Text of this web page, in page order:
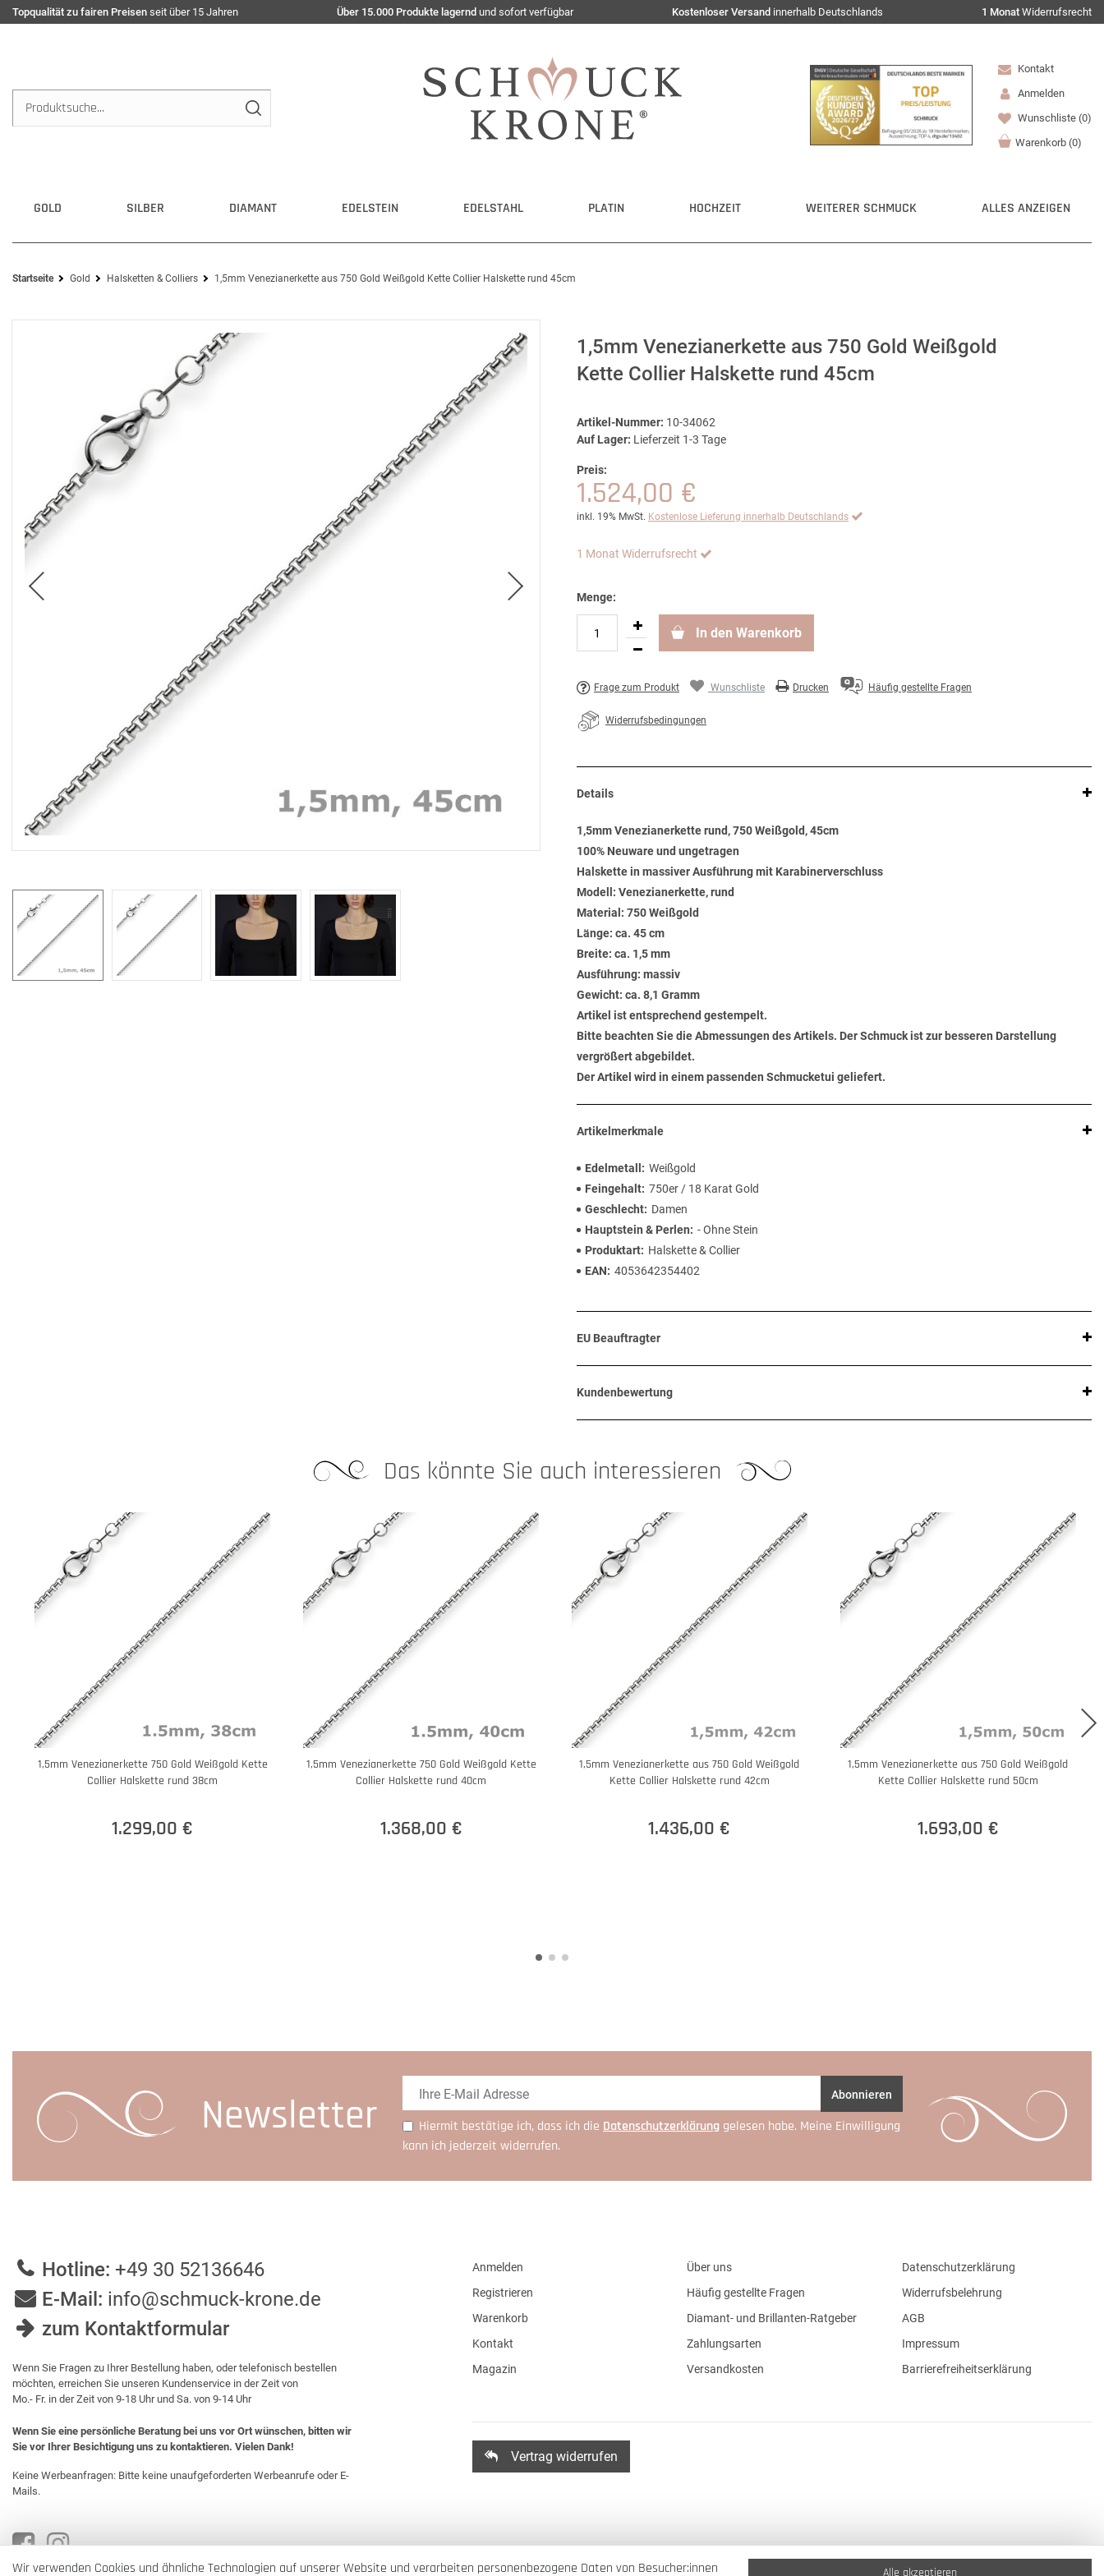
Topqualität zu fairen Preisen seit über 15 Jahren Über 15.000 Produkte lagernd und sofort verfügbar Kostenloser Versand innerhalb Deutschlands 1 Monat Widerrufsrecht
Kontakt
Anmelden
Wunschliste (0)
Warenkorb (0)
GOLD SILBER DIAMANT EDELSTEIN EDELSTAHL PLATIN HOCHZEIT WEITERER SCHMUCK ALLES ANZEIGEN
Startseite Gold Halsketten & Colliers 1,5mm Venezianerkette aus 750 Gold Weißgold Kette Collier Halskette rund 45cm
1,5mm Venezianerkette aus 750 Gold Weißgold
Kette Collier Halskette rund 45cm
Artikel-Nummer: 10-34062
Auf Lager: Lieferzeit 1-3 Tage
Preis:
1.524,00 €
inkl. 19% MwSt. Kostenlose Lieferung innerhalb Deutschlands
1 Monat Widerrufsrecht
Menge:
In den Warenkorb
Frage zum Produkt Wunschliste Drucken Häufig gestellte Fragen
Widerrufsbedingungen
Details
1,5mm Venezianerkette rund, 750 Weißgold, 45cm
100% Neuware und ungetragen
Halskette in massiver Ausführung mit Karabinerverschluss
Modell: Venezianerkette, rund
Material: 750 Weißgold
Länge: ca. 45 cm
Breite: ca. 1,5 mm
Ausführung: massiv
Gewicht: ca. 8,1 Gramm
Artikel ist entsprechend gestempelt.
Bitte beachten Sie die Abmessungen des Artikels. Der Schmuck ist zur besseren Darstellung
vergrößert abgebildet.
Der Artikel wird in einem passenden Schmucketui geliefert.
Artikelmerkmale
Edelmetall
Weißgold
Feingehalt 750er / 18 Karat Gold
Geschlecht
Damen
Hauptstein & Perlen
- Ohne Stein
Produktart
Halskette & Collier
EAN
4053642354402
EU Beauftragter
Kundenbewertung
Das könnte Sie auch interessieren
1,5mm Venezianerkette 750 Gold Weißgold Kette
Collier Halskette rund 38cm
1.299,00 €
1,5mm Venezianerkette 750 Gold Weißgold Kette
Collier Halskette rund 40cm
1.368,00 €
1,5mm Venezianerkette aus 750 Gold Weißgold
Kette Collier Halskette rund 42cm
1.436,00 €
1,5mm Venezianerkette aus 750 Gold Weißgold
Kette Collier Halskette rund 50cm
1.693,00 €
Newsletter Abonnieren
Hiermit bestätige ich, dass ich die Daten­schutz­erklärung gelesen habe. Meine Einwilligung
kann ich jederzeit widerrufen.
Hotline: +49 30 52136646
E-Mail: info@schmuck-krone.de
zum Kontaktformular
Wenn Sie Fragen zu Ihrer Bestellung haben, oder telefonisch bestellen
möchten, erreichen Sie unseren Kundenservice in der Zeit von
Mo.- Fr. in der Zeit von 9-18 Uhr und Sa. von 9-14 Uhr
Wenn Sie eine persönliche Beratung bei uns vor Ort wünschen, bitten wir
Sie vor Ihrer Besichtigung uns zu kontaktieren. Vielen Dank!
Keine Werbeanfragen: Bitte keine unaufgeforderten Werbeanrufe oder E-
Mails.
Anmelden
Registrieren
Warenkorb
Kontakt
Magazin
Über uns
Häufig gestellte Fragen
Diamant- und Brillanten-Ratgeber
Zahlungsarten
Versandkosten
Datenschutzerklärung
Widerrufsbelehrung
AGB
Impressum
Barrierefreiheitserklärung
Vertrag widerrufen
Wir verwenden Cookies und ähnliche Technologien auf unserer Website und verarbeiten personenbezogene Daten von Besucher:innen Alle akzeptieren